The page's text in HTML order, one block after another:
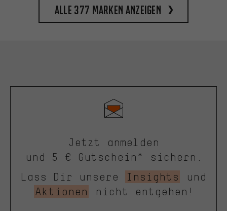
Alle 377 Marken anzeigen
Jetzt anmelden
und 5 € Gutschein* sichern.
Lass Dir unsere
Insights
und
Aktionen
nicht entgehen!